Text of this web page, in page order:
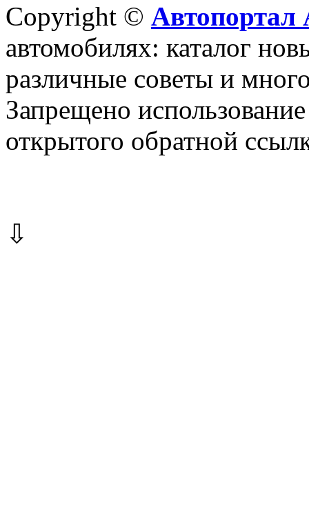
Copyright © Автопортал
автомобилях: каталог
различные советы и
Запрещено
открытого обратной
⇩